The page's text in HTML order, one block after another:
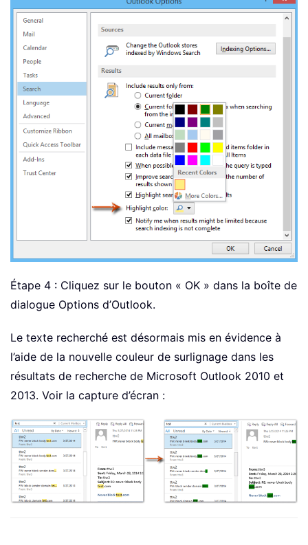
Étape 4 : Cliquez sur le bouton « OK » dans la boîte de
dialogue Options d’Outlook.
Le texte recherché est désormais mis en évidence à
l’aide de la nouvelle couleur de surlignage dans les
résultats de recherche de Microsoft Outlook 2010 et
2013. Voir la capture d’écran :